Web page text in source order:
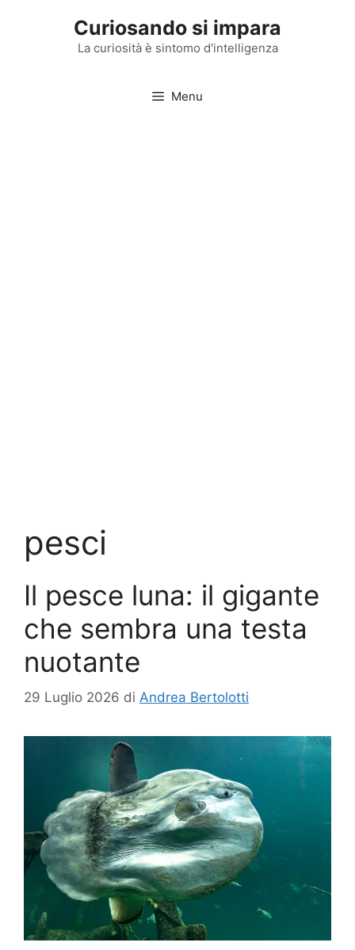
Curiosando si impara
La curiosità è sintomo d'intelligenza
Menu
pesci
Il pesce luna: il gigante
che sembra una testa
nuotante
29 Luglio 2026 di Andrea Bertolotti